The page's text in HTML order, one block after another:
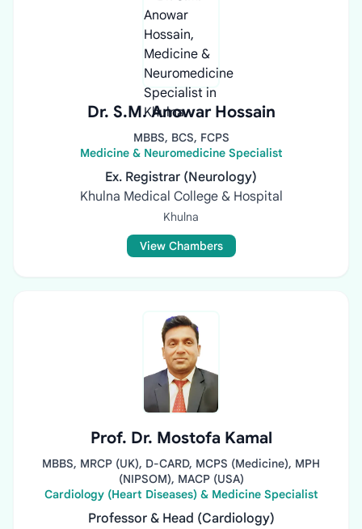
Dr. S.M. Anowar Hossain
MBBS, BCS, FCPS
Medicine & Neuromedicine Specialist
Ex. Registrar (Neurology)
Khulna Medical College & Hospital
Khulna
View Chambers
Prof. Dr. Mostofa Kamal
MBBS, MRCP (UK), D-CARD, MCPS (Medicine), MPH
(NIPSOM), MACP (USA)
Cardiology (Heart Diseases) & Medicine Specialist
Professor & Head (Cardiology)